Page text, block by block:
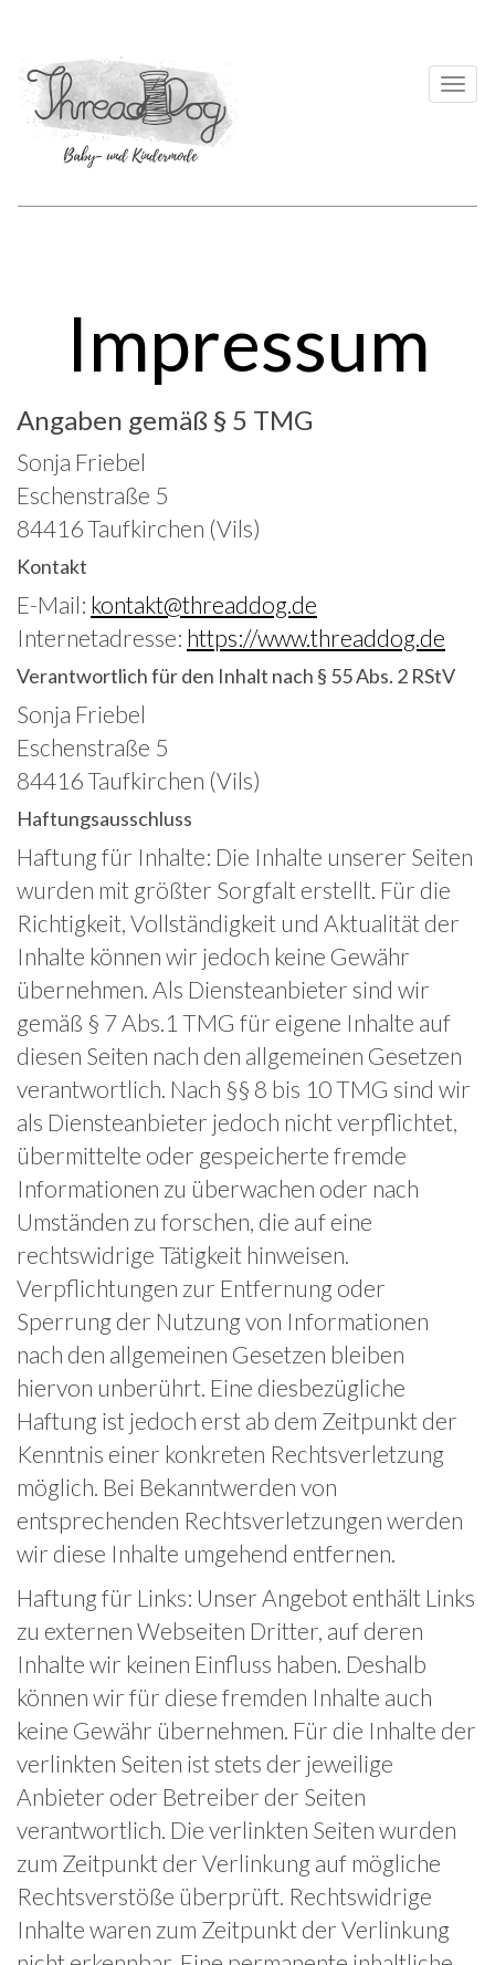
Impressum
Angaben gemäß § 5 TMG
Sonja Friebel
Eschenstraße 5
84416 Taufkirchen (Vils)
Kontakt
E-Mail: kontakt@threaddog.de
Internetadresse: https://www.threaddog.de
Verantwortlich für den Inhalt nach § 55 Abs. 2 RStV
Sonja Friebel
Eschenstraße 5
84416 Taufkirchen (Vils)
Haftungsausschluss
Haftung für Inhalte: Die Inhalte unserer Seiten
wurden mit größter Sorgfalt erstellt. Für die
Richtigkeit, Vollständigkeit und Aktualität der
Inhalte können wir jedoch keine Gewähr
übernehmen. Als Diensteanbieter sind wir
gemäß § 7 Abs.1 TMG für eigene Inhalte auf
diesen Seiten nach den allgemeinen Gesetzen
verantwortlich. Nach §§ 8 bis 10 TMG sind wir
als Diensteanbieter jedoch nicht verpflichtet,
übermittelte oder gespeicherte fremde
Informationen zu überwachen oder nach
Umständen zu forschen, die auf eine
rechtswidrige Tätigkeit hinweisen.
Verpflichtungen zur Entfernung oder
Sperrung der Nutzung von Informationen
nach den allgemeinen Gesetzen bleiben
hiervon unberührt. Eine diesbezügliche
Haftung ist jedoch erst ab dem Zeitpunkt der
Kenntnis einer konkreten Rechtsverletzung
möglich. Bei Bekanntwerden von
entsprechenden Rechtsverletzungen werden
wir diese Inhalte umgehend entfernen.
Haftung für Links: Unser Angebot enthält Links
zu externen Webseiten Dritter, auf deren
Inhalte wir keinen Einfluss haben. Deshalb
können wir für diese fremden Inhalte auch
keine Gewähr übernehmen. Für die Inhalte der
verlinkten Seiten ist stets der jeweilige
Anbieter oder Betreiber der Seiten
verantwortlich. Die verlinkten Seiten wurden
zum Zeitpunkt der Verlinkung auf mögliche
Rechtsverstöße überprüft. Rechtswidrige
Inhalte waren zum Zeitpunkt der Verlinkung